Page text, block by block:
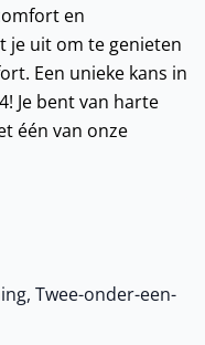
en
je uit om te genieten
Een unieke kans in
Je bent van harte
één van onze
Twee-onder-een-